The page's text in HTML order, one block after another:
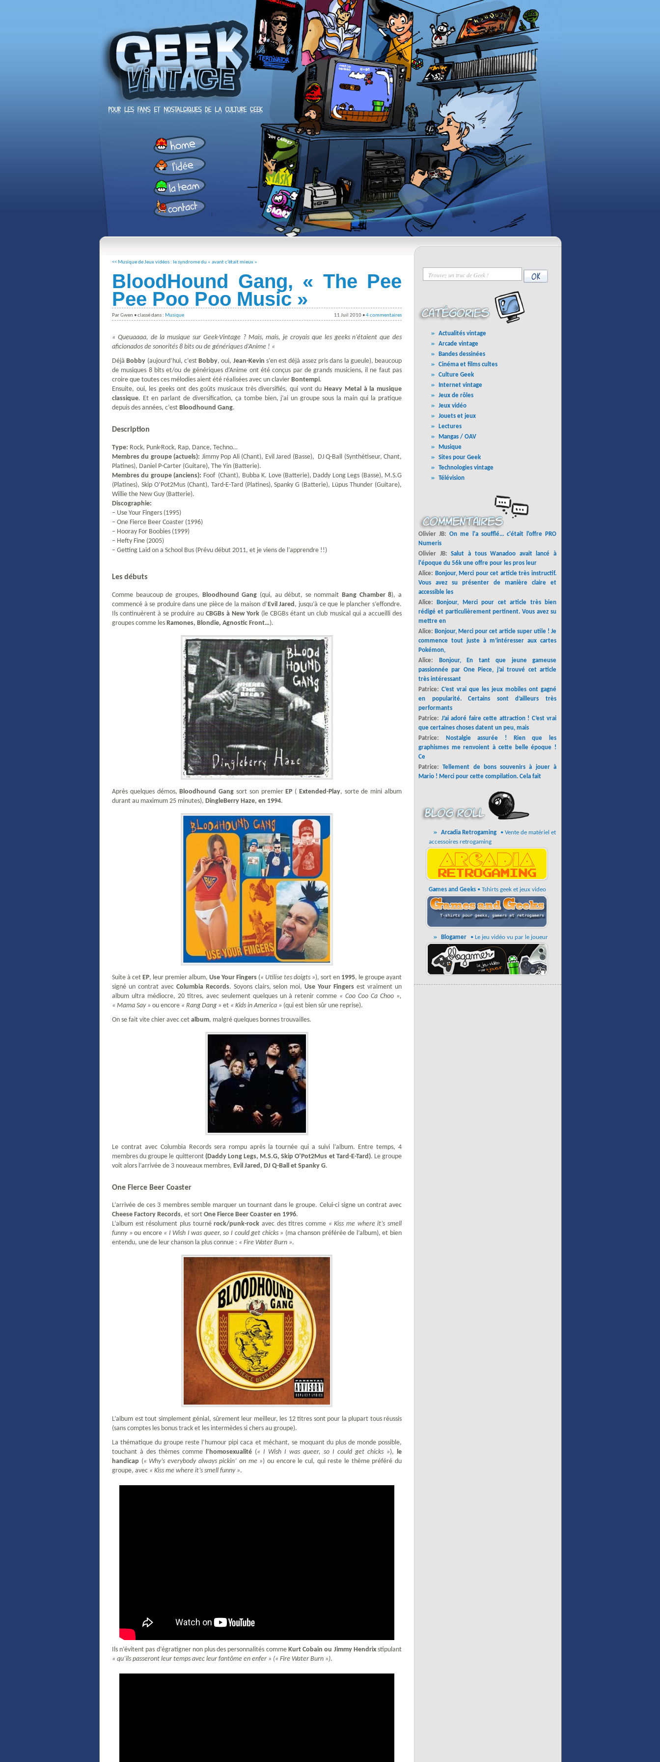
<< Musique de Jeux vidéos : le syndrome du « avant c’était mieux »
BloodHound Gang, « The Pee
Pee Poo Poo Music »
Par Gwen • classé dans : Musique 11 Juil 2010 •4 commentaires
« Queuaaaa, de la musique sur Geek-Vintage ? Mais, mais, je croyais que les geeks n’étaient que des
aficionados de sonorités 8 bits ou de génériques d’Anime ! «
DéjàBobby (aujourd’hui, c’estBobby, oui, Jean-Kevin s’en est déjà assez pris dans la gueule), beaucoup
de musiques 8 bits et/ou de génériques d’Anime ont été conçus par de grands musiciens, il ne faut pas
croire que toutes ces mélodies aient été réalisées avec un clavier Bontempi.
Ensuite, oui, les geeks ont des goûts musicaux très diversifiés, qui vont duHeavy Metal à la musique
classique. Et en parlant de diversification, ça tombe bien, j’ai un groupe sous la main qui la pratique
depuis des années, c’est Bloodhound Gang.
Description
Type: Rock, Punk-Rock, Rap, Dance, Techno…
Membres du groupe (actuels): Jimmy Pop Ali (Chant), Evil Jared (Basse), DJ Q-Ball (Synthétiseur, Chant,
Platines), Daniel P-Carter (Guitare), The Yin (Batterie).
Membres du groupe (anciens): Foof (Chant), Bubba K. Love (Batterie), Daddy Long Legs (Basse), M.S.G
(Platines), Skip O’Pot2Mus (Chant), Tard-E-Tard (Platines), Spanky G (Batterie), Lüpus Thunder (Guitare),
Willie the New Guy (Batterie).
Discographie:
– Use Your Fingers (1995)
– One Fierce Beer Coaster (1996)
– Hooray For Boobies (1999)
– Hefty Fine (2005)
– Getting Laid on a School Bus (Prévu début 2011, et je viens de l’apprendre !!)
Les débuts
Comme beaucoup de groupes, Bloodhound Gang (qui, au début, se nommaitBang Chamber 8), a
commencé à se produire dans une pièce de la maison d’Evil Jared , jusqu’à ce que le plancher s’effondre.
Ils continuèrent à se produire au CBGBs à New York(le CBGBs étant un club musical qui a accueilli des
groupes comme les Ramones, Blondie, Agnostic Front…).
Après quelques démos, Bloodhound Gang sort son premierEP ( Extended-Play, sorte de mini album
durant au maximum 25 minutes), DingleBerry Haze, en 1994.
Suite à cet EP, leur premier album, Use Your Fingers (« Utilise tes doigts »), sort en 1995, le groupe ayant
signé un contrat avec Columbia Records. Soyons clairs, selon moi,Use Your Fingers est vraiment un
album ultra médiocre, 20 titres, avec seulement quelques un à retenir comme « Coo Coo Ca Choo »,
« Mama Say » ou encore « Rang Dang » et « Kids in America » (qui est bien sûr une reprise).
On se fait vite chier avec cet album, malgré quelques bonnes trouvailles.
Le contrat avec Columbia Records sera rompu après la tournée qui a suivi l’album. Entre temps, 4
membres du groupe le quitteront (Daddy Long Legs, M.S.G, Skip O’Pot2Mus et Tard-E-Tard). Le groupe
voit alors l’arrivée de 3 nouveaux membres, Evil Jared, DJ Q-Ball et Spanky G.
One Fierce Beer Coaster
L’arrivée de ces 3 membres semble marquer un tournant dans le groupe. Celui-ci signe un contrat avec
Cheese Factory Records, et sort One Fierce Beer Coaster en 1996.
L’album est résolument plus tournérock/punk-rock avec des titres comme « Kiss me where it’s smell
funny »ou encore« I Wish I was queer, so I could get chicks » (ma chanson préférée de l’album), et bien
entendu, une de leur chanson la plus connue : « Fire Water Burn ».
L’album est tout simplement génial, sûrement leur meilleur, les 12 titres sont pour la plupart tous réussis
(sans comptes les bonus track et les intermèdes si chers au groupe).
La thématique du groupe reste l’humour pipi caca et méchant, se moquant du plus de monde possible,
touchant à des thèmes comme l’homosexualité (« I Wish I was queer, so I could get chicks »), le
handicap (« Why’s everybody always pickin’ on me ») ou encore le cul, qui reste le thème préféré du
groupe, avec « Kiss me where it’s smell funny ».
Ils n’évitent pas d’égratigner non plus des personnalités comme Kurt Cobain ou Jimmy Hendrixstipulant
« qu’ils passeront leur temps avec leur fantôme en enfer » (« Fire Water Burn »).
Actualités vintage
Arcade vintage
Bandes dessinées
Cinéma et films cultes
Culture Geek
Internet vintage
Jeux de rôles
Jeux vidéo
Jouets et jeux
Lectures
Mangas / OAV
Musique
Sites pour Geek
Technologies vintage
Télévision
Olivier JB:On me l'a soufflé... c'était l'offre PRO
Numeris
Olivier JB:Salut à tous Wanadoo avait lancé à
l'époque du 56k une offre pour les pros leur
Alice: Bonjour, Merci pour cet article très instructif.
Vous avez su présenter de manière claire et
accessible les
Alice:
Bonjour, Merci pour cet article très bien
rédigé et particulièrement pertinent. Vous avez su
mettre en
Alice: Bonjour, Merci pour cet article super utile ! Je
commence tout juste à m’intéresser aux cartes
Pokémon,
Alice:
Bonjour, En tant que jeune gameuse
passionnée par One Piece, j’ai trouvé cet article
très intéressant
Patrice: C’est vrai que les jeux mobiles ont gagné
en popularité. Certains sont d’ailleurs très
performants
Patrice: J’ai adoré faire cette attraction ! C’est vrai
que certaines choses datent un peu, mais
Patrice:
Nostalgie assurée ! Rien que les
graphismes me renvoient à cette belle époque !
Ce
Patrice:Tellement de bons souvenirs à jouer à
Mario ! Merci pour cette compilation. Cela fait
Arcadia Retrogaming
• Vente de matériel et
accessoires retrogaming
Games and Geeks • Tshirts geek et jeux video
Blogamer • Le jeu vidéo vu par le joueur